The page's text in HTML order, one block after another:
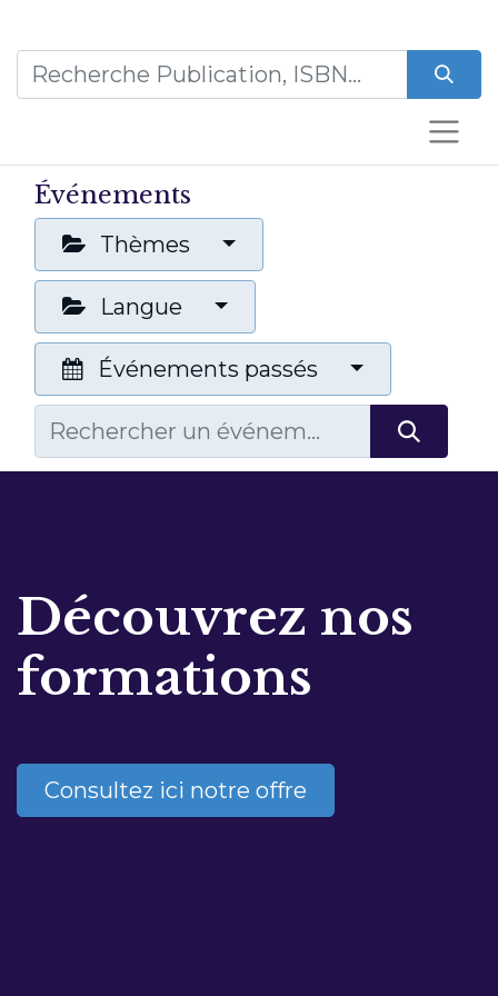
Événements
Thèmes
Langue
Événements passés
Découvrez nos
formations
Consultez ici notre offre